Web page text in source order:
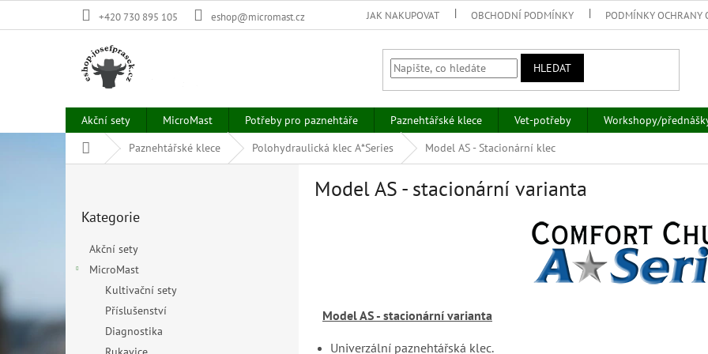
+420 730 895 105 eshop@micromast.cz JAK NAKUPOVAT OBCHODNÍ PODMÍNKY PODMÍNKY OCHRANY
HLEDAT
Akční sety MicroMast Potřeby pro paznehtáře Paznehtářské klece Vet-potřeby Workshopy/
Domů
Paznehtářské klece Polohydraulická klec A*Series Model AS - Stacionární klec
í
p
kategorie
Kategorie
Akční sety
MicroMast
Kultivační sety
Příslušenství
Diagnostika
Model AS - stacionární varianta
Model AS - stacionární varianta
Univerzální paznehtářská klec.